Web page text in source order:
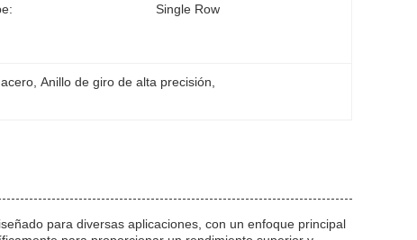
Single Row
, Anillo de giro de alta precisión
para diversas aplicaciones, con un enfoque principal